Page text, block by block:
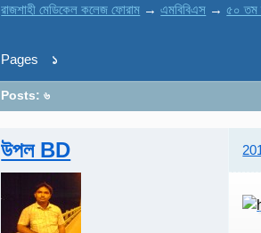
রাজশাহী মেডিকেল কলেজ ফোরাম →এমবিবিএস → ৫০ তম
Pages ১
Posts: ৬
উপল BD